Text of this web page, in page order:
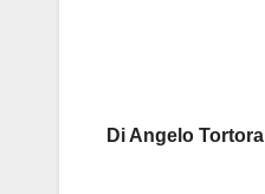
Di Angelo Tortora